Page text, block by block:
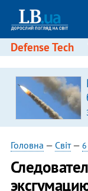
Defense Tech
Головна — Світ—